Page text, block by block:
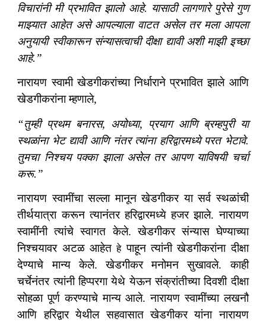
विचारांनी मी प्रभावित झालो आहे. यासाठी लागणारे पुरेसे गुण
माझ्यात आहेत असे आपल्याला वाटत असेल तर मला आपला
अनुयायी स्वीकारून संन्यासत्वाची दीक्षा द्यावी अशी माझी इच्छा
आहे.”
नारायण स्वामी खेडगीकरांच्या निर्धाराने प्रभावित झाले आणि
खेडगीकरांना म्हणाले,
“तुम्ही प्रथम बनारस, अयोध्या, प्रयाग आणि ब्रम्हपुरी या
स्थळांना भेट द्यावी आणि नंतर त्यांना हरिद्वारमध्ये परत भेटावे.
तुमचा निश्चय पक्का झाला असेल तर आपण याविषयी चर्चा
करू.”
नारायण स्वामींचा सल्ला मानून खेडगीकर या सर्व स्थळांची
तीर्थयात्रा करून त्यानंतर हरिद्वारमध्ये हजर झाले. नारायण
स्वामींनी त्यांचे स्वागत केले. खेडगीकर संन्यास घेण्याच्या
निश्चयावर अटळ आहेतहेपाहून त्यांनी खेडगीकरांना दीक्षा
देण्याचे मान्य केले. खेडगीकर मनोमन सुखावले. काही
चर्चेनंतर त्यांनी हिप्परगा येथे येऊन संक्रांतीच्या दिवशी दीक्षा
सोहळा पूर्ण करण्याचे मान्य आले. नारायण स्वामींच्या लखनौ
आणि हरिद्वार येथील सहवासात खेडगीकर यांना नारायण